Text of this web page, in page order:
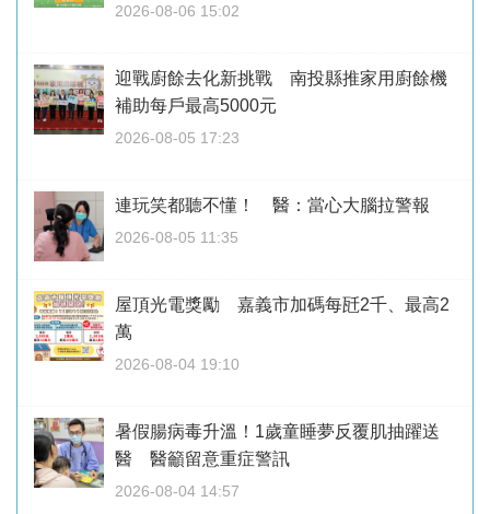
2026-08-06 15:02
迎戰廚餘去化新挑戰 南投縣推家用廚餘機
補助每戶最高5000元
2026-08-05 17:23
連玩笑都聽不懂！ 醫：當心大腦拉警報
2026-08-05 11:35
屋頂光電獎勵 嘉義市加碼每瓩2千、最高2
萬
2026-08-04 19:10
暑假腸病毒升溫！1歲童睡夢反覆肌抽躍送
醫 醫籲留意重症警訊
2026-08-04 14:57